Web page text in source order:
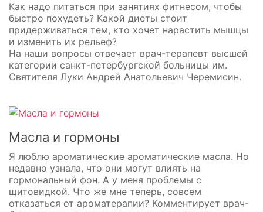
Как надо питаться при занятиях фитнесом, чтобы
быстро похудеть? Какой диеты стоит
придерживаться тем, кто хочет нарастить мышцы
и изменить их рельеф?
На наши вопросы отвечает врач-терапевт высшей
категории санкт-петербургской больницы им.
Святителя Луки Андрей Анатольевич Черемисин.
Масла и гормоны
Я люблю ароматические ароматические масла. Но
недавно узнала, что они могут влиять на
гормональный фон. А у меня проблемы с
щитовидкой. Что же мне теперь, совсем
отказаться от ароматерапии? Комментирует врач-